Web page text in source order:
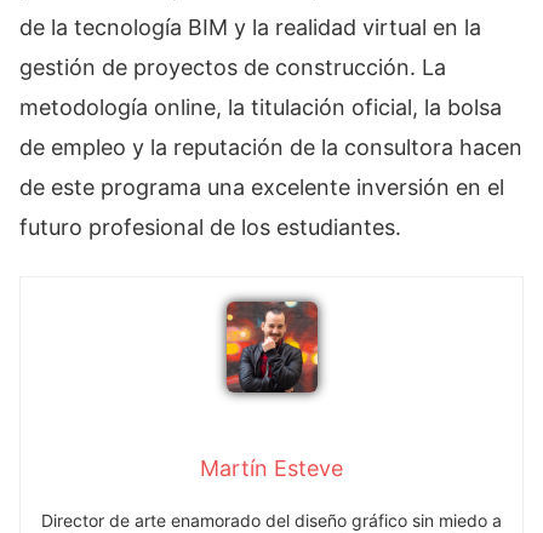
de la tecnología BIM y la realidad virtual en la
gestión de proyectos de construcción. La
metodología online, la titulación oficial, la bolsa
de empleo y la reputación de la consultora hacen
de este programa una excelente inversión en el
futuro profesional de los estudiantes.
Martín Esteve
Director de arte enamorado del diseño gráfico sin miedo a